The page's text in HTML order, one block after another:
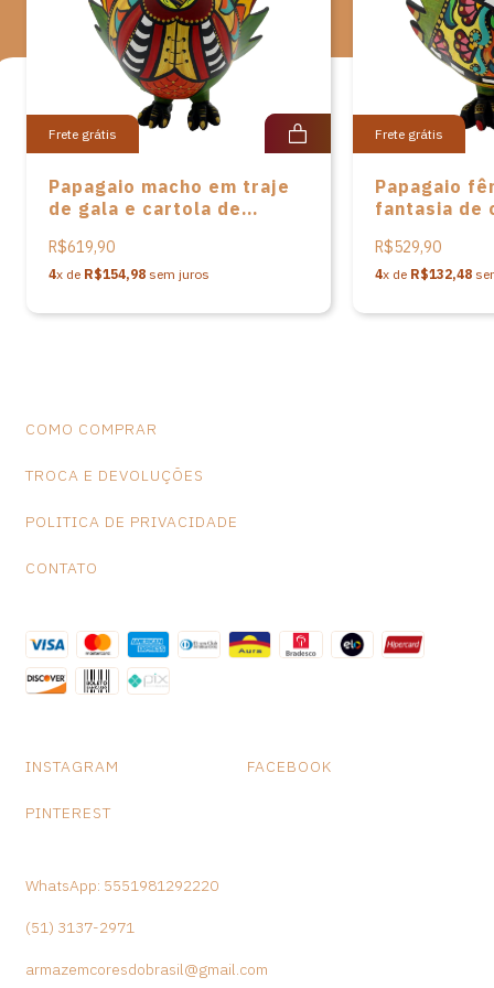
possui reconhecimento e apreço pelo mundo afora.
Medidas: A-14cm L-9cm P-10cm Peso:105 gramas
Frete grátis
Papagaio macho em traje
de gala e cartola de
R$619,90
4x de R$154,98 sem juros
Frete grátis
Papagaio
fantasia de
Letícia
R$529,90
4x de R$132,48
COMO COMPRAR
TROCA E DEVOLUÇÕES
POLITICA DE PRIVACIDADE
CONTATO
INSTAGRAM FACEBOOK
PINTEREST
WhatsApp: 5551981292220
(51) 3137-2971
armazemcoresdobrasil@gmail.com